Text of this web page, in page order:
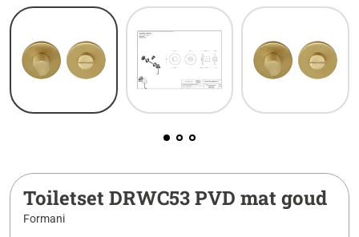
Toiletset DRWC53 PVD mat goud
Formani